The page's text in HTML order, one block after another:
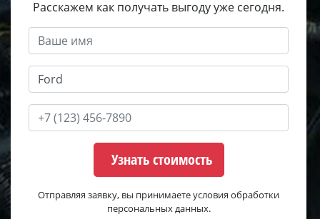
Расскажем как получать выгоду уже сегодня.
Узнать стоимость
Отправляя заявку, вы принимаете условия обработки
персональных данных.